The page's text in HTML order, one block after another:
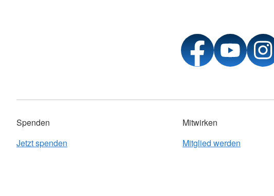
Spenden
Jetzt spenden
Mitwirken
Mitglied werden